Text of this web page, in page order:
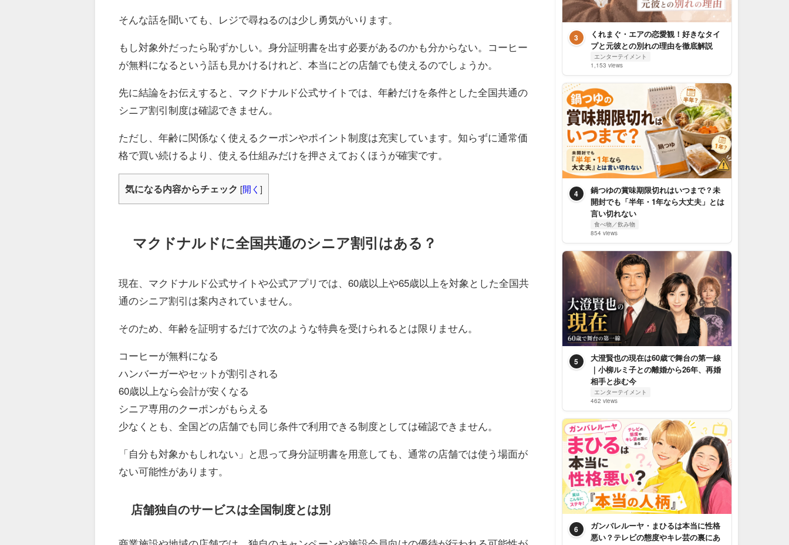
そんな話を聞いても、レジで尋ねるのは少し勇気がいります。
もし対象外だったら恥ずかしい。身分証明書を出す必要があるのかも分からない。コーヒー
が無料になるという話も見かけるけれど、本当にどの店舗でも使えるのでしょうか。
先に結論をお伝えすると、マクドナルド公式サイトでは、年齢だけを条件とした全国共通の
シニア割引制度は確認できません。
ただし、年齢に関係なく使えるクーポンやポイント制度は充実しています。知らずに通常価
格で買い続けるより、使える仕組みだけを押さえておくほうが確実です。
気になる内容からチェック [開く]
マクドナルドに全国共通のシニア割引はある？
現在、マクドナルド公式サイトや公式アプリでは、60歳以上や65歳以上を対象とした全国共
通のシニア割引は案内されていません。
そのため、年齢を証明するだけで次のような特典を受けられるとは限りません。
コーヒーが無料になる
ハンバーガーやセットが割引される
60歳以上なら会計が安くなる
シニア専用のクーポンがもらえる
少なくとも、全国どの店舗でも同じ条件で利用できる制度としては確認できません。
「自分も対象かもしれない」と思って身分証明書を用意しても、通常の店舗では使う場面が
ない可能性があります。
店舗独自のサービスは全国制度とは別
3
くれまぐ・エアの恋愛観！好きなタイ
プと元彼との別れの理由を徹底解説
エンターテイメント
1,153 views
4
鍋つゆの賞味期限切れはいつまで？未
開封でも「半年・1年なら大丈夫」とは
言い切れない
食べ物／飲み物
854 views
5
大澄賢也の現在は60歳で舞台の第一線
｜小柳ルミ子との離婚から26年、再婚
相手と歩む今
エンターテイメント
462 views
6
ガンバレルーヤ・まひるは本当に性格
悪い？テレビの態度やキレ芸の裏にあ